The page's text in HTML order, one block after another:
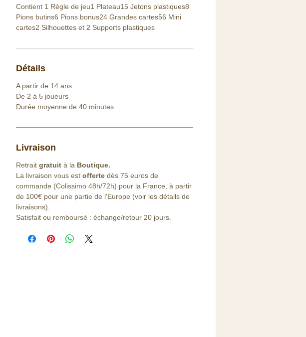
Contient 1 Règle de jeu1 Plateau15 Jetons plastiques8
Pions butins6 Pions bonus24 Grandes cartes56 Mini
cartes2 Silhouettes et 2 Supports plastiques
Détails
A partir de 14 ans
De 2 à 5 joueurs
Durée moyenne de 40 minutes
Livraison
Retrait gratuit à la Boutique.
La livraison vous est offerte dès 75 euros de
commande (Colissimo 48h/72h) pour la France, à partir
de 100€ pour une partie de l'Europe (voir les détails de
livraisons).
Satisfait ou remboursé : échange/retour 20 jours.